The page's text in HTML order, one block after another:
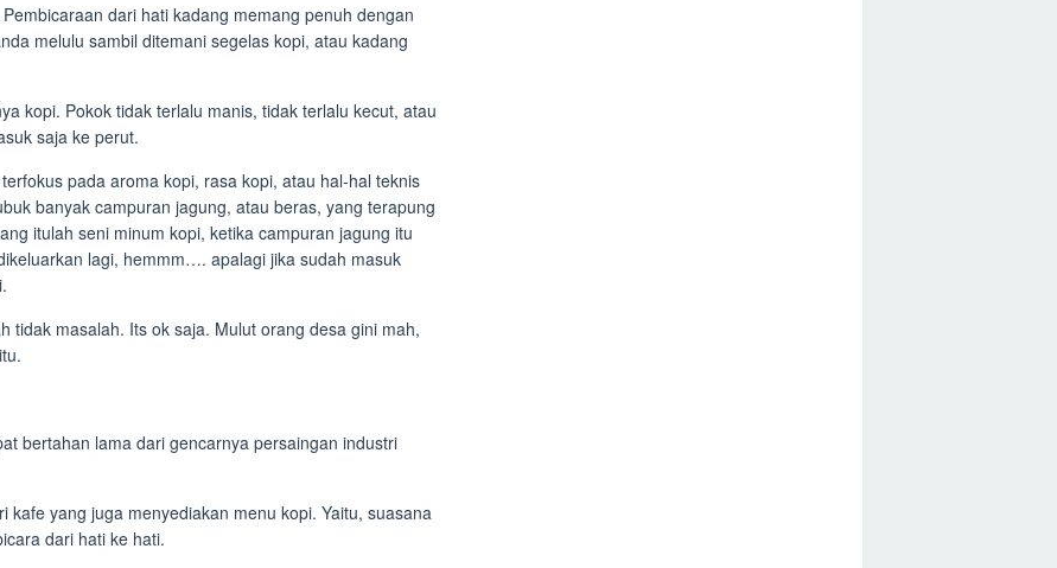
dari hati kadang memang penuh dengan
melulu sambil ditemani segelas kopi, atau kadang
kopi. Pokok tidak terlalu manis, tidak terlalu kecut, atau
saja ke perut.
pada aroma kopi, rasa kopi, atau hal-hal teknis
banyak campuran jagung, atau beras, yang terapung
itulah seni minum kopi, ketika campuran jagung itu
lagi, hemmm…. apalagi jika sudah masuk
tidak masalah. Its ok saja. Mulut orang desa gini mah,
bertahan lama dari gencarnya persaingan industri
kafe yang juga menyediakan menu kopi. Yaitu, suasana
dari hati ke hati.